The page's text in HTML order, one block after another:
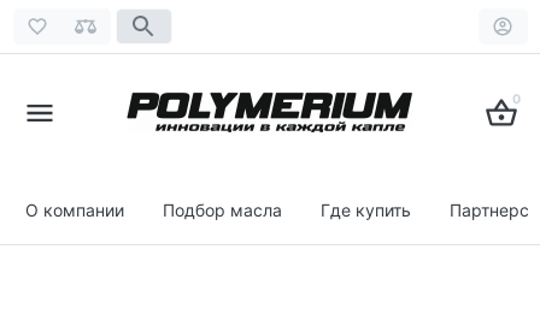
0
О компании Подбор масла Где купить